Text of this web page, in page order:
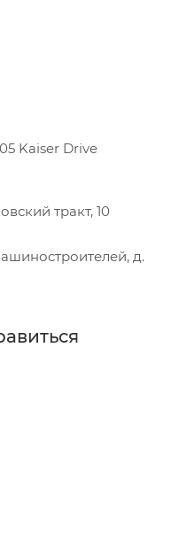
Kaiser Drive
тракт, 10
д.